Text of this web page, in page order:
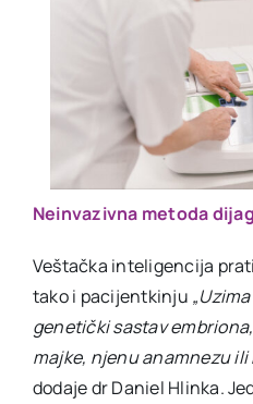
Neinvazivna metoda
Veštačka inteligencija
tako i pacijentkinju
genetički sastav
majke, njenu anamnezu
dodaje dr Daniel Hlinka.